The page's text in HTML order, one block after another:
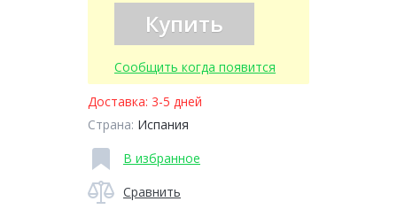
Купить
Сообщить когда появится
Доставка: 3-5 дней
Страна: Испания
В избранное
Сравнить